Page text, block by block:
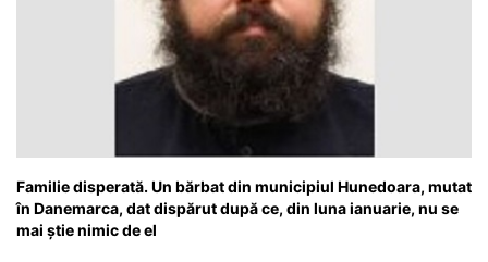
Familie disperată. Un bărbat din municipiul Hunedoara, mutat
în Danemarca, dat dispărut după ce, din luna ianuarie, nu se
mai știe nimic de el